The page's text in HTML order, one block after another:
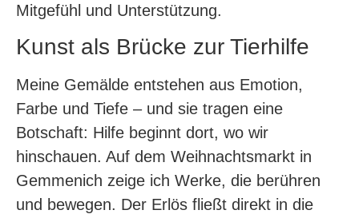
Mitgefühl und Unterstützung.
Kunst als Brücke zur Tierhilfe
Meine Gemälde entstehen aus Emotion,
Farbe und Tiefe – und sie tragen eine
Botschaft: Hilfe beginnt dort, wo wir
hinschauen. Auf dem Weihnachtsmarkt in
Gemmenich zeige ich Werke, die berühren
und bewegen. Der Erlös fließt direkt in die